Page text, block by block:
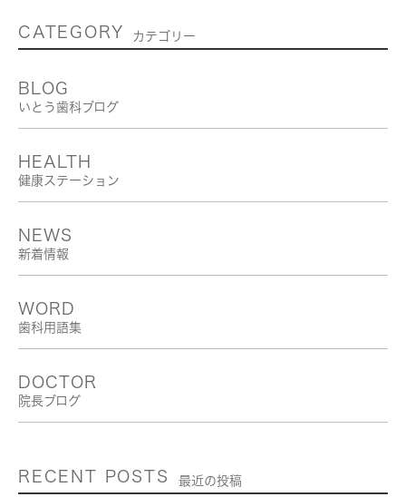
CATEGORY カテゴリー
BLOG
いとう歯科ブログ
HEALTH
健康ステーション
NEWS
新着情報
WORD
歯科用語集
DOCTOR
院長ブログ
RECENT POSTS 最近の投稿